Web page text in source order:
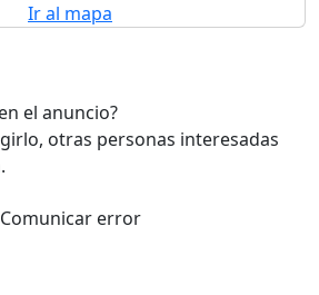
Ir al mapa
el anuncio?
otras personas interesadas
Comunicar error